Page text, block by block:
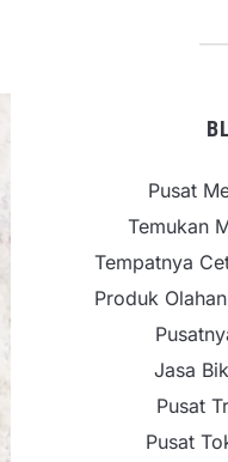
Pusat
Temukan
Tempatnya
Produk
Jasa
Pusat
Pusat